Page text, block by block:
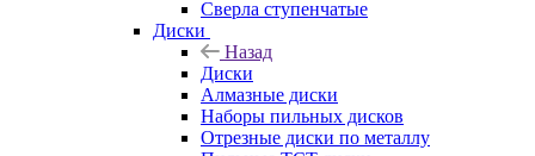
Сверла ступенчатые
Диски
Назад
Диски
Алмазные диски
Наборы пильных дисков
Отрезные диски по металлу